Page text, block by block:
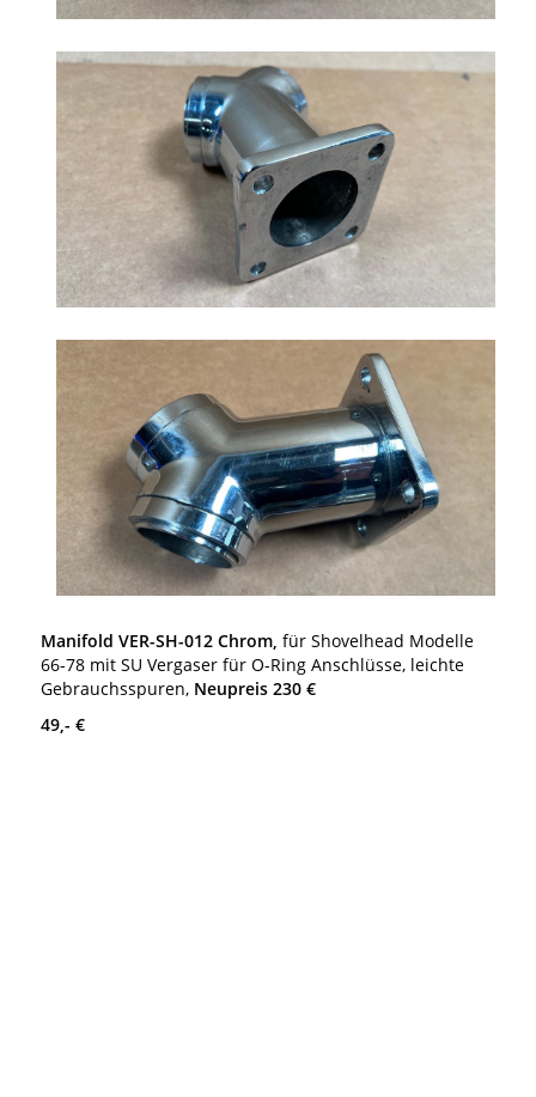
Manifold VER-SH-012 Chrom, für Shovelhead Modelle
66-78 mit SU Vergaser für O-Ring Anschlüsse, leichte
Gebrauchsspuren, Neupreis 230 €
49,- €